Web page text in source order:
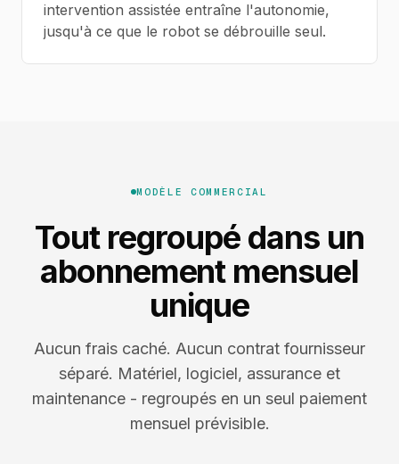
intervention assistée entraîne l'autonomie,
jusqu'à ce que le robot se débrouille seul.
MODÈLE COMMERCIAL
Tout regroupé dans un
abonnement mensuel
unique
Aucun frais caché. Aucun contrat fournisseur
séparé. Matériel, logiciel, assurance et
maintenance - regroupés en un seul paiement
mensuel prévisible.